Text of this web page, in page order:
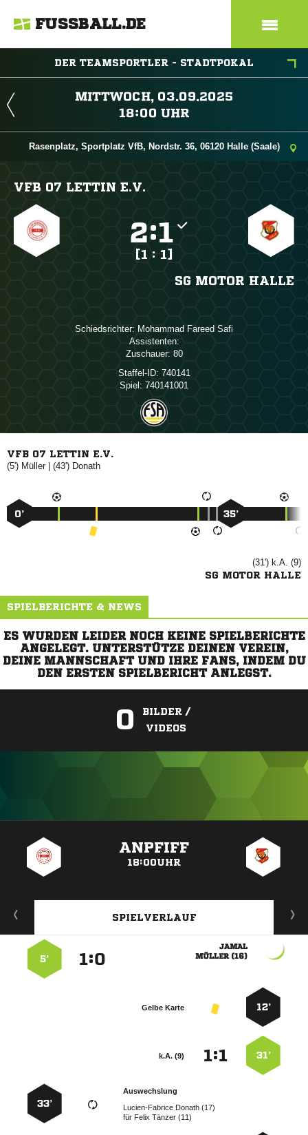
FUSSBALL.DE
DER TEAMSPORTLER - STADTPOKAL
 
 
Rasenplatz, Sportplatz VfB, Nordstr. 36, 06120 Halle (Saale)
VFB 07 LETTIN E.V.
:
[1 : 1]
SG MOTOR HALLE
Schiedsrichter:   
Assistenten:
Zuschauer: 80
Staffel-ID: 740141
Spiel: 740141001
VFB 07 LETTIN E.V.
(5') | (43') 
0’ 35’
(31') k.A. (9)
SG MOTOR HALLE
SPIELBERICHTE & NEWS
ES WURDEN LEIDER NOCH KEINE SPIELBERICHTE
ANGELEGT. UNTERSTÜTZE DEINEN VEREIN,
DEINE MANNSCHAFT UND IHRE FANS, INDEM DU
DEN ERSTEN SPIELBERICHT ANLEGST.
0
BILDER /
VIDEOS
ANPFIFF
18:00UHR
SPIELVERLAUF

 
:
5’
12’
Gelbe Karte
31’
:
k.A. (9)
Auswechslung
  
für   
33’